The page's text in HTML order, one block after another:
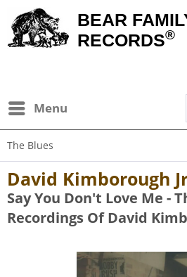
BEAR
RECORDS®
Menu
The Blues
David Kimborough
Say You Don't Love Me -
Recordings Of David